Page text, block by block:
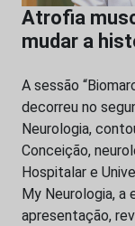
Atrofia
mudar a
A sessão
decorreu no
Neurologia,
Conceição,
Hospitalar e
My Neurologia, a
apresentação,